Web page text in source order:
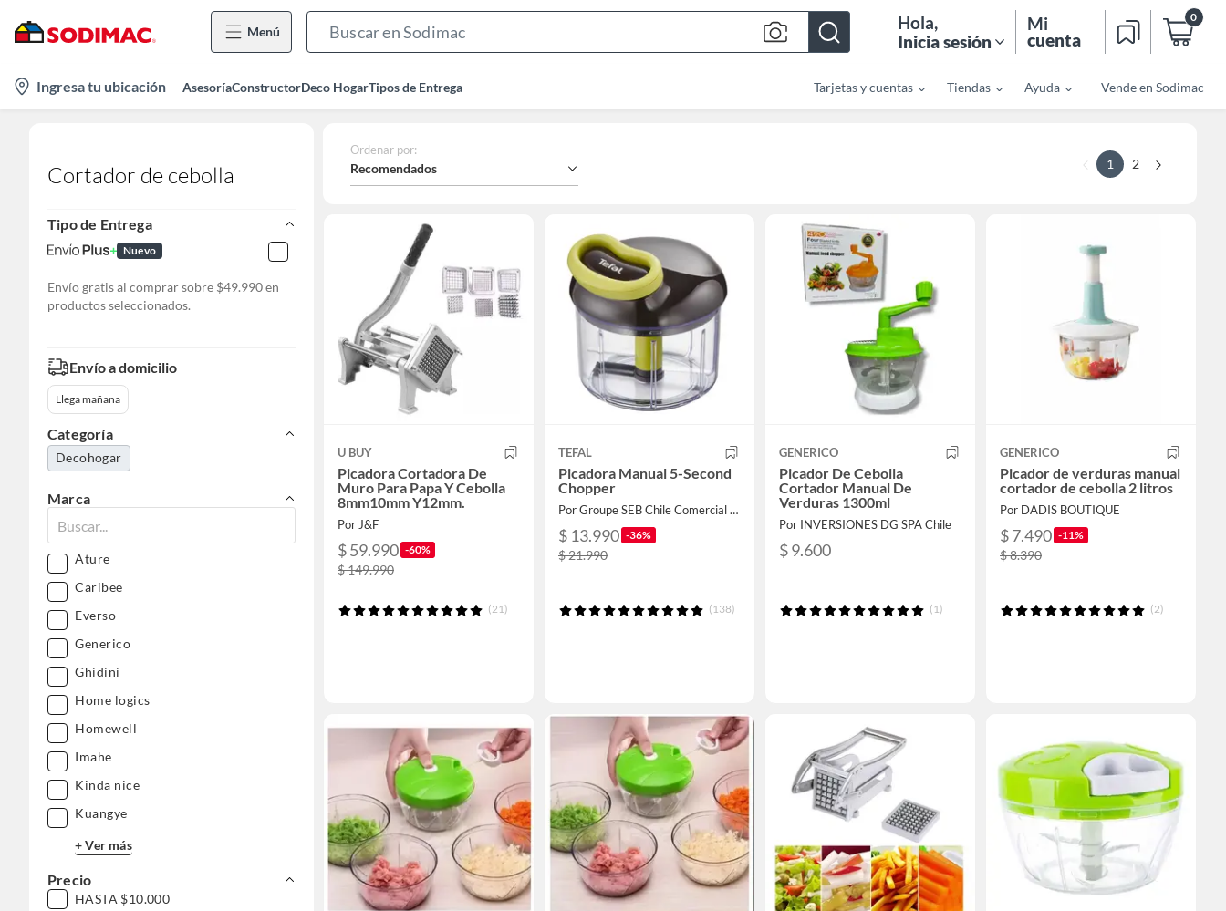
Menú
Bar
Hola,
Inicia sesión
Mi
cuenta
0
location-
icon
Ingresa tu ubicación AsesoríaConstructorDeco HogarTipos de Entrega Tarjetas y cuentas Tiendas Ayuda Vende en Sodimac
Cortador de cebolla
Tipo de Entrega
Nuevo
Envío gratis al comprar sobre $49.990 en
productos seleccionados.
Envío a domicilio
Llega mañana
Categoría
Decohogar
Marca
Ature
Caribee
Everso
Generico
Ghidini
Home logics
Homewell
Imahe
Kinda nice
Kuangye
+ Ver más
Precio
HASTA $10.000
Ordenar por:
Recomendados 1 2
U BUY
Picadora Cortadora De
Muro Para Papa Y Cebolla
8mm10mm Y12mm.
Por J&F
$ 59.990 -60%
$ 149.990
(21)
TEFAL
Picadora Manual 5-Second
Chopper
Por Groupe SEB Chile Comercial Limitada
$ 13.990 -36%
$ 21.990
(138)
GENERICO
Picador De Cebolla
Cortador Manual De
Verduras 1300ml
Por INVERSIONES DG SPA Chile
$ 9.600
(1)
GENERICO
Picador de verduras manual
cortador de cebolla 2 litros
Por DADIS BOUTIQUE
$ 7.490 -11%
$ 8.390
(2)